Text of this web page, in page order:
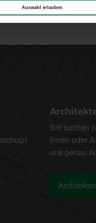
Auswahl erlauben
Sie suchen
Innen oder
uns genau